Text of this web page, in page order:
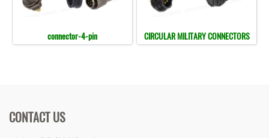
connector-4-pin CIRCULAR MILITARY CONNECTORS
CONTACT US